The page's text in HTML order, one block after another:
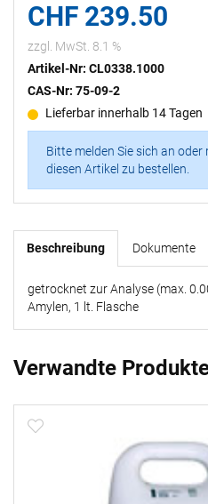
CHF 239.50
zzgl. MwSt. 8.1 %
Artikel-Nr: CL0338.1000
CAS-Nr: 75-09-2
Lieferbar innerhalb 14 Tagen
Bitte melden Sie sich an oder
diesen Artikel zu bestellen.
Beschreibung Dokumente
getrocknet zur Analyse (max.
Amylen, 1 lt. Flasche
Verwandte